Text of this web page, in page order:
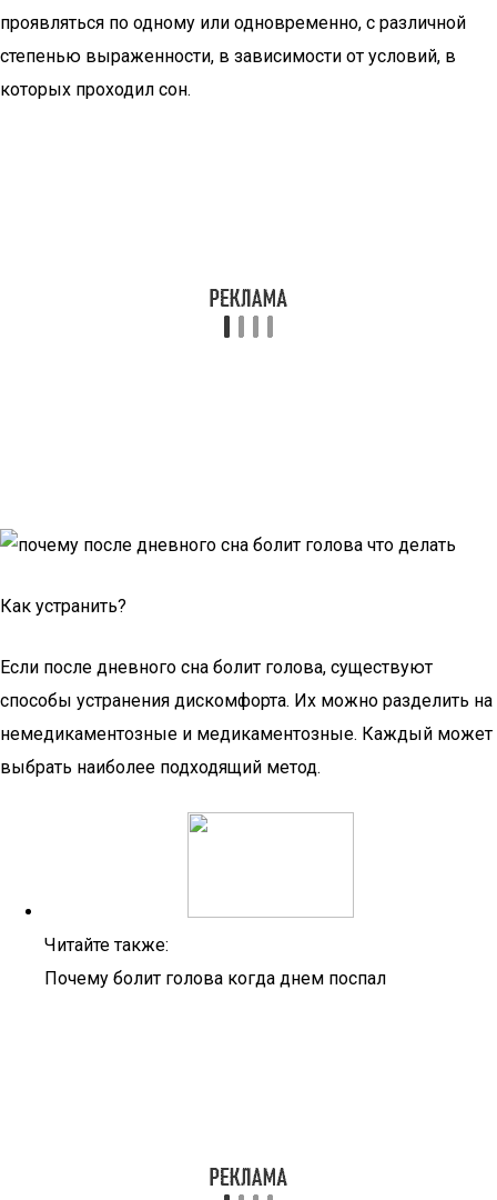
проявляться по одному или одновременно, с различной
степенью выраженности, в зависимости от условий, в
которых проходил сон.
Как устранить?
Если после дневного сна болит голова, существуют
способы устранения дискомфорта. Их можно разделить на
немедикаментозные и медикаментозные. Каждый может
выбрать наиболее подходящий метод.
Читайте также:
Почему болит голова когда днем поспал